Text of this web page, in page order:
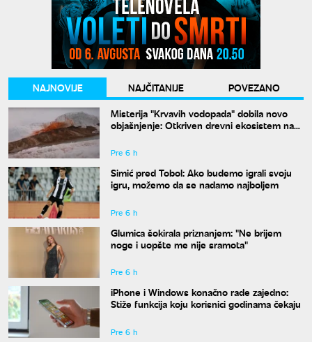
NAJNOVIJE NAJČITANIJE
POVEZANO
Misterija "Krvavih vodopada" dobila novo
objašnjenje: Otkriven drevni ekosistem na
Pre 6 h
Simić pred Tobol: Ako budemo igrali svoju
igru, možemo da se nadamo najboljem
Pre 6 h
Glumica šokirala priznanjem: "Ne brijem
noge i uopšte me nije sramota"
Pre 6 h
iPhone i Windows konačno rade zajedno:
Stiže funkcija koju korisnici godinama čekaju
Pre 6 h